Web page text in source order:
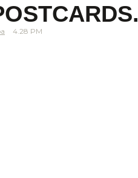
4.28 PM